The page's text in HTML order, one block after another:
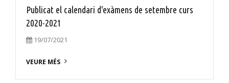
Publicat el calendari d'exàmens de setembre curs
2020-2021
19/07/2021
VEURE MÉS